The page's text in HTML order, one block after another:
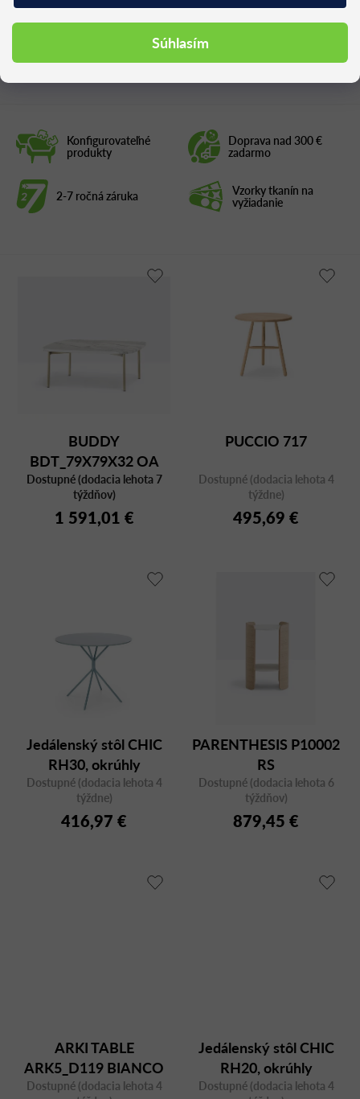
Súhlasím
Konfigurovateľné
produkty
Doprava nad 300 €
zadarmo
2-7 ročná záruka Vzorky tkanín na
vyžiadanie
Podobné produkty
BUDDY
BDT_79X79X32 OA
MARBLE
Dostupné (dodacia lehota 7
týždňov)
1 591,01 €
PUCCIO 717
Dostupné (dodacia lehota 4
týždne)
495,69 €
Jedálenský stôl CHIC
RH30, okrúhly
Dostupné (dodacia lehota 4
týždne)
416,97 €
PARENTHESIS P10002
RS
Dostupné (dodacia lehota 6
týždňov)
879,45 €
ARKI TABLE
ARK5_D119 BIANCO
Dostupné (dodacia lehota 4
Jedálenský stôl CHIC
RH20, okrúhly
Dostupné (dodacia lehota 4